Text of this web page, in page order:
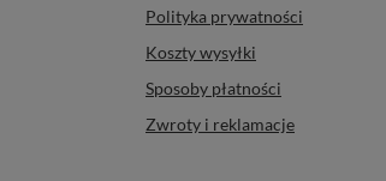
Polityka prywatności
Koszty wysyłki
Sposoby płatności
Zwroty i reklamacje